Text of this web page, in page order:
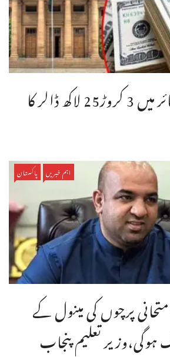
ملکی زر مبادلہ ذخائر میں 3 کروڑ25 لاکھ ڈالر کا
اہم خبریں پاکستان
پرچوں کی مینول کے
تعلیم پنجاب